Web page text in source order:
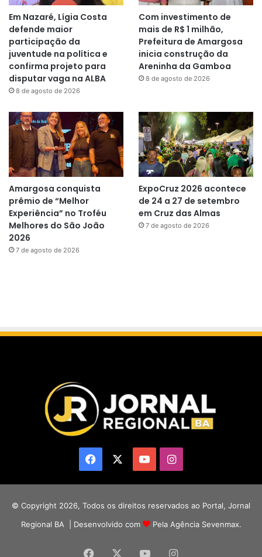
Em Nazaré, Lígia Costa
defende maior
participação da
juventude na política e
confirma projeto para
disputar vaga na ALBA
8 de agosto de 2026
Com investimento de
mais de R$ 1 milhão,
Prefeitura de Amargosa
inicia construção da
Areninha da Gamboa
8 de agosto de 2026
Amargosa conquista
prêmio de “Melhor
Experiência” no Troféu
Melhores do São João
2026
7 de agosto de 2026
ExpoCruz 2026 acontece
de 24 a 27 de setembro
em Cruz das Almas
7 de agosto de 2026
Facebook YouTubeInstagram
© Copyright 2026, Todos os direitos reservados ao Portal, Jornal
Regional BA | Desenvolvido com
Pela Agência Sevenmax.
Facebook YouTubeInstagram